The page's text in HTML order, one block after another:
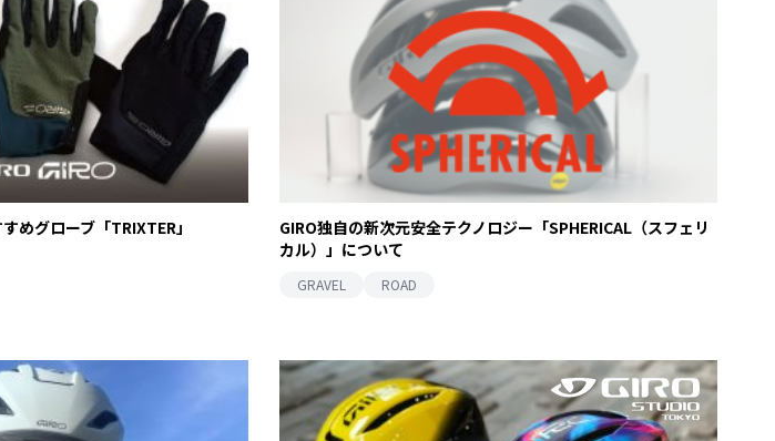
めグローブ「TRIXTER」
GIRO独自の新次元安全テクノロジー「SPHERICAL（スフェリ
カル）」について
GRAVEL ROAD